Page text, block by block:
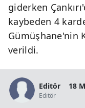
giderken
kaybeden 4
Gümüşhane'nin
verildi.
Editör
Editör
18